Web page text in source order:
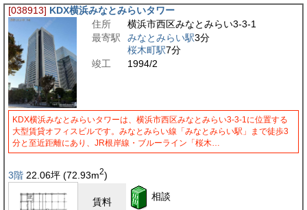
[038913] KDX横浜みなとみらいタワー
住所
横浜市西区みなとみらい3-3-1
最寄駅
みなとみらい駅3分
桜木町駅7分
竣工
1994/2
KDX横浜みなとみらいタワーは、横浜市西区みなとみらい3-3-1に位置する
大型賃貸オフィスビルです。みなとみらい線「みなとみらい駅」まで徒歩3
分と至近距離にあり、JR根岸線・ブルーライン「桜木…
3階 22.06坪 (72.93m2)
賃料 相談